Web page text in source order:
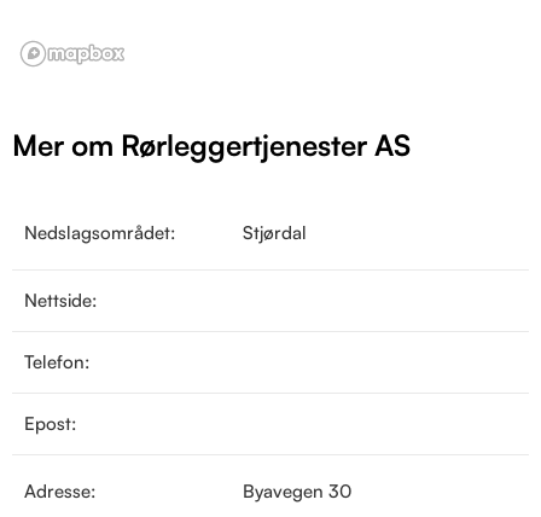
Mer om Rørleggertjenester AS
Nedslagsområdet: Stjørdal
Nettside:
Telefon:
Epost:
Adresse: Byavegen 30